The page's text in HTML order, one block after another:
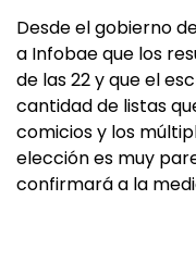
Desde el gobierno
a Infobae que los
de las 22 y que el
cantidad de listas
comicios y los
elección es muy
confirmará a la